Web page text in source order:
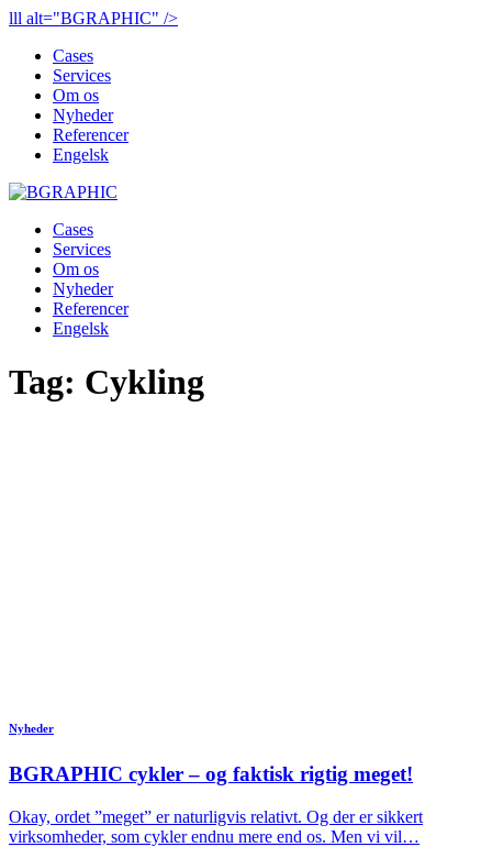
lll alt="BGRAPHIC" />
Cases
Services
Om os
Nyheder
Referencer
Engelsk
Cases
Services
Om os
Nyheder
Referencer
Engelsk
Tag: Cykling
Nyheder
BGRAPHIC cykler – og faktisk rigtig meget!
Okay, ordet ”meget” er naturligvis relativt. Og der er sikkert
virksomheder, som cykler endnu mere end os. Men vi vil…